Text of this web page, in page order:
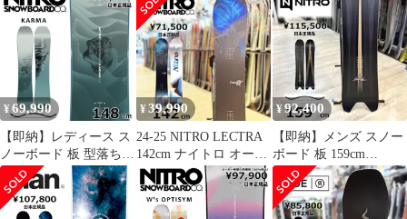
Rフレックス アイア
ンセット 中古 ゴル
フドゥ！吹上店【最短
即日発送】
ロ ビースト 25-26 グラ
トリ ラントリ フリース
タイル キャンバー
THRILLS ナイトロ チ
ープ スリル 25-26 グラ
トリ ラントリ キャンバ
¥ 69,990
【即納】レディース ス
ノーボード 板 型落ち
旧モデル 148cm NITRO
KARMA ナイトロ カル
マ 25-26 オールラウン
¥39,990
24-25 NITRO LECTRA
142cm ナイトロ オール
ラウンド 正規品 レディ
ース スノーボード 板単
体 キャンバー
¥92,400
【即納】メンズ スノー
ボード 板 159cm
NITRO SQUASH ナイ
トロ スカッシュ 25-26
パウダーボード キャン